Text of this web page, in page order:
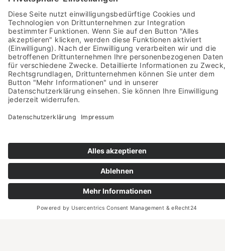
Provinzkultur
Mehrwert Kultur in Thüringen